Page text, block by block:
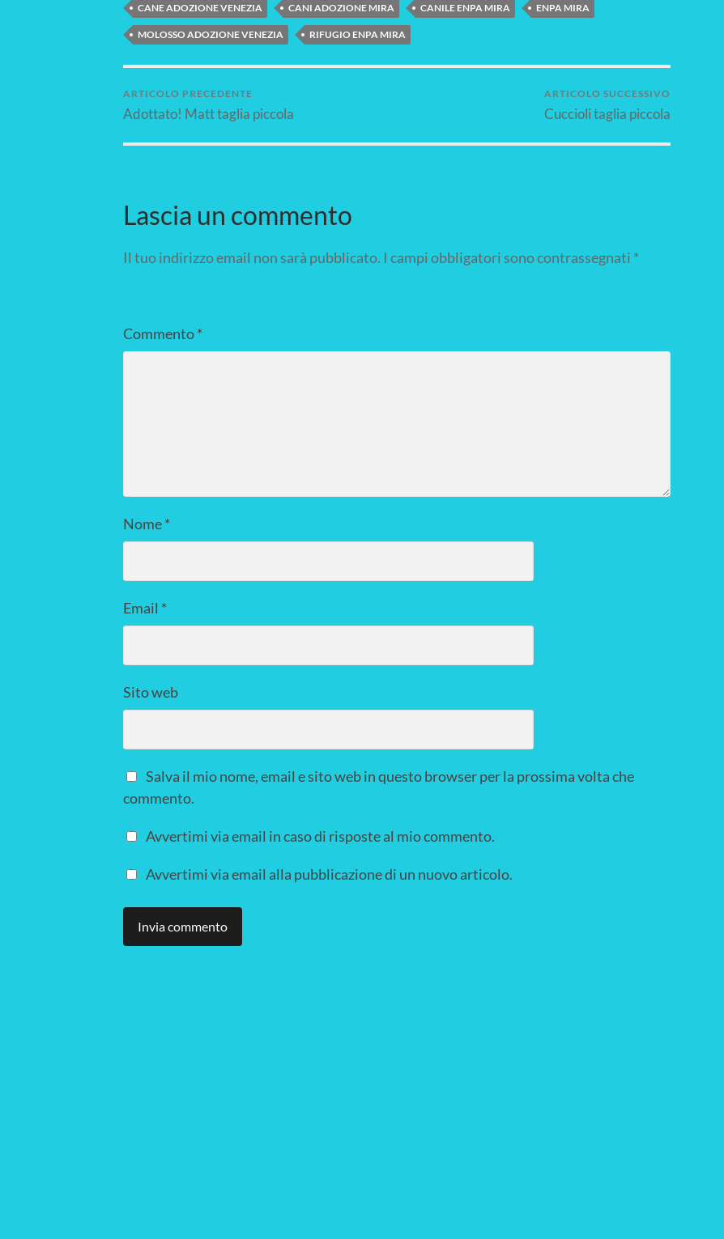
CANE ADOZIONE VENEZIA CANI ADOZIONE MIRA CANILE ENPA MIRA ENPA MIRA
MOLOSSO ADOZIONE VENEZIA RIFUGIO ENPA MIRA
ARTICOLO PRECEDENTE
Adottato! Matt taglia piccola
ARTICOLO SUCCESSIVO
Cuccioli taglia piccola
Lascia un commento
Il tuo indirizzo email non sarà pubblicato. I campi obbligatori sono contrassegnati *
Commento*
Nome*
Email *
Sito web
Salva il mio nome, email e sito web in questo browser per la prossima volta che
commento.
Avvertimi via email in caso di risposte al mio commento.
Avvertimi via email alla pubblicazione di un nuovo articolo.